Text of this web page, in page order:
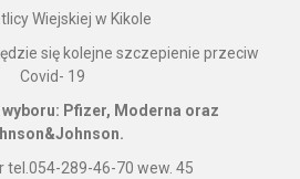
Wiejskiej w Kikole
się kolejne szczepienie przeciw
Covid- 19
Pfizer, Moderna oraz
tel.054-289-46-70 wew. 45